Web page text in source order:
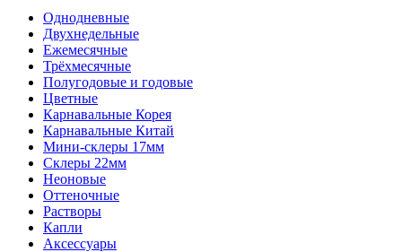
Однодневные
Двухнедельные
Ежемесячные
Трёхмесячные
Полугодовые и годовые
Цветные
Карнавальные Корея
Карнавальные Китай
Мини-склеры 17мм
Склеры 22мм
Неоновые
Оттеночные
Растворы
Капли
Аксессуары